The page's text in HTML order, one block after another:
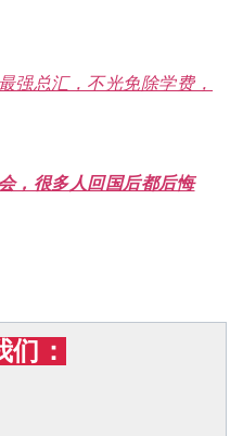
强总汇，不光免除学费，
，很多人回国后都后悔
们：